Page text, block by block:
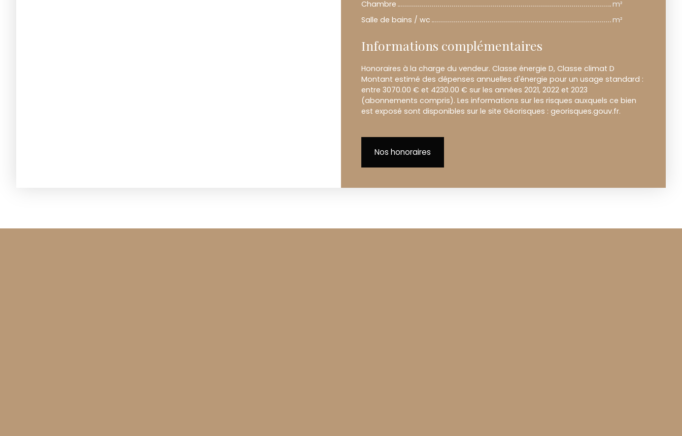
Chambre
m²
Salle de bains / wc
m²
Informations complémentaires
Honoraires à la charge du vendeur. Classe énergie D, Classe climat D
Montant estimé des dépenses annuelles d'énergie pour un usage standard :
entre 3070.00 € et 4230.00 € sur les années 2021, 2022 et 2023
(abonnements compris). Les informations sur les risques auxquels ce bien
est exposé sont disponibles sur le site Géorisques : georisques.gouv.fr.
Nos honoraires